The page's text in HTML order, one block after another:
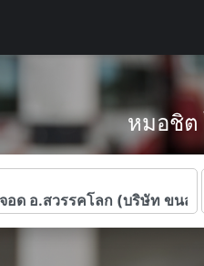
หมอชิต